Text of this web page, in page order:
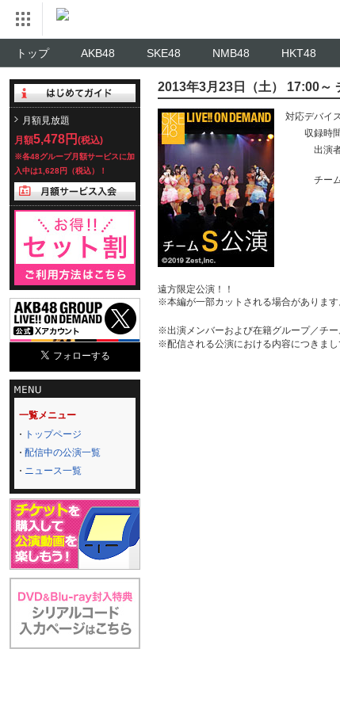
トップ AKB48 SKE48 NMB48 HKT48
月額見放題
月額5,478円 (税込)
※各48グループ月額サービスに加
入中は1,628円（税込）！
一覧メニュー
トップページ
配信中の公演一覧
ニュース一覧
2013年3月23日（土） 17:00～
対応デバイ
収録時
出演
チー
遠方限定公演！！
※本編が一部カットされる場合があります
※出演メンバーおよび在籍グループ／チー
※配信される公演における内容につきま